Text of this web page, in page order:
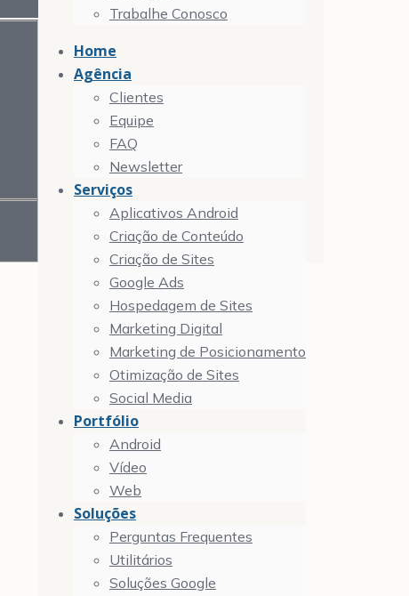
Trabalhe Conosco
Home
Agência
Clientes
Equipe
FAQ
Newsletter
Serviços
Aplicativos Android
Criação de Conteúdo
Criação de Sites
Google Ads
Hospedagem de Sites
Marketing Digital
Marketing de Posicionamento
Otimização de Sites
Social Media
Portfólio
Android
Vídeo
Web
Soluções
Perguntas Frequentes
Utilitários
Soluções Google